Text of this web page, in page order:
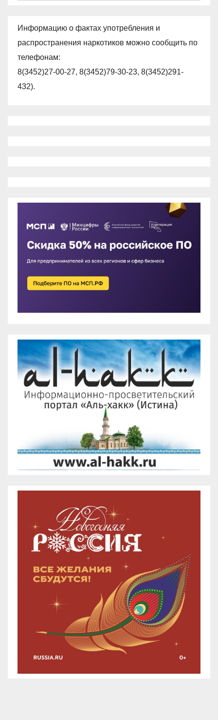
Информацию о фактах употребления и
распространения наркотиков можно сообщить по
телефонам:
8(3452)27-00-27, 8(3452)79-30-23, 8(3452)291-
432).